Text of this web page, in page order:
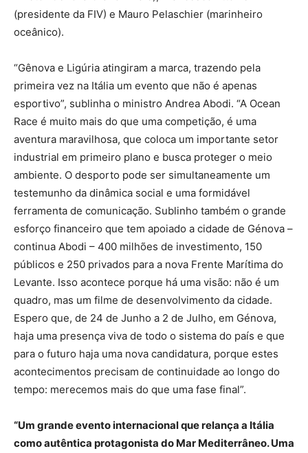
(presidente da FIV) e Mauro Pelaschier (marinheiro
oceânico).
“Gênova e Ligúria atingiram a marca, trazendo pela
primeira vez na Itália um evento que não é apenas
esportivo”, sublinha o ministro Andrea Abodi. “A Ocean
Race é muito mais do que uma competição, é uma
aventura maravilhosa, que coloca um importante setor
industrial em primeiro plano e busca proteger o meio
ambiente. O desporto pode ser simultaneamente um
testemunho da dinâmica social e uma formidável
ferramenta de comunicação. Sublinho também o grande
esforço financeiro que tem apoiado a cidade de Génova –
continua Abodi – 400 milhões de investimento, 150
públicos e 250 privados para a nova Frente Marítima do
Levante. Isso acontece porque há uma visão: não é um
quadro, mas um filme de desenvolvimento da cidade.
Espero que, de 24 de Junho a 2 de Julho, em Génova,
haja uma presença viva de todo o sistema do país e que
para o futuro haja uma nova candidatura, porque estes
acontecimentos precisam de continuidade ao longo do
tempo: merecemos mais do que uma fase final”.
“Um grande evento internacional que relança a Itália
como autêntica protagonista do Mar Mediterrâneo. Uma